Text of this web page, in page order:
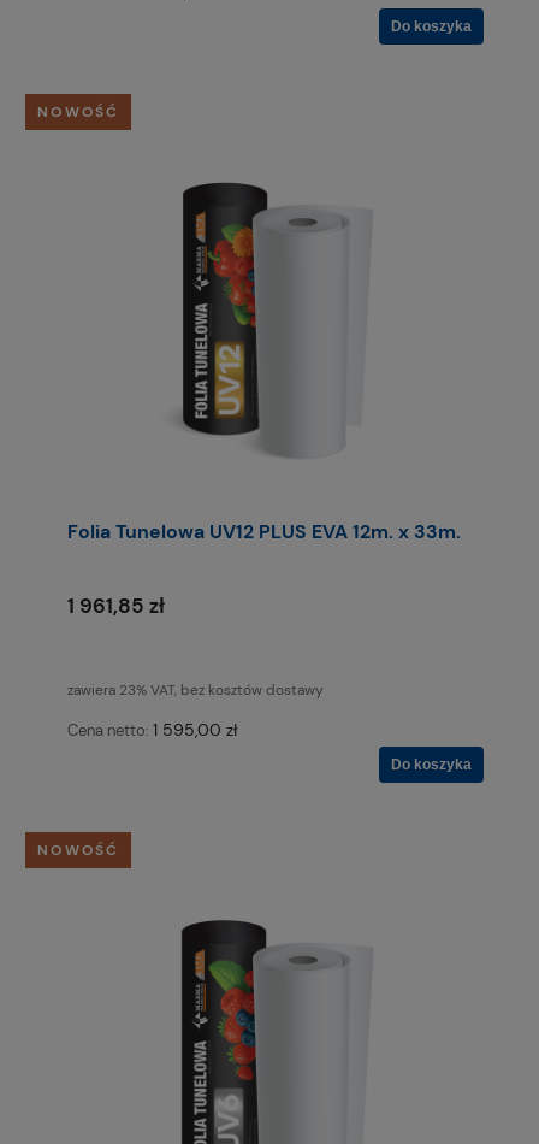
Do koszyka
Folia Tunelowa UV12 PLUS EVA 12m. x 33m.
1 961,85 zł
zawiera 23% VAT, bez kosztów dostawy
Cena netto: 1 595,00 zł
Do koszyka
NOWOŚĆ
NOWOŚĆ